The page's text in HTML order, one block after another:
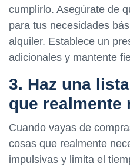
cumplirlo. Asegúrate de
para tus necesidades
alquiler. Establece un
adicionales y mantente
3. Haz una
que realmente
Cuando vayas de
cosas que realmente
impulsivas y limita el